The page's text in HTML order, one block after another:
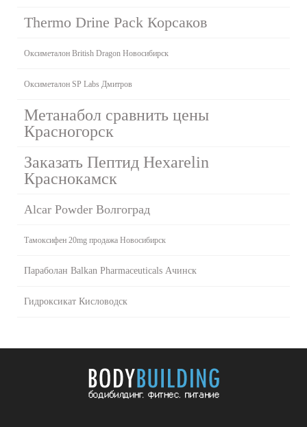
Thermo Drine Pack Корсаков
Оксиметалон British Dragon Новосибирск
Оксиметалон SP Labs Дмитров
Метанабол сравнить цены
Красногорск
Заказать Пептид Hexarelin
Краснокамск
Alcar Powder Волгоград
Тамоксифен 20mg продажа Новосибирск
Параболан Balkan Pharmaceuticals Ачинск
Гидроксикат Кисловодск